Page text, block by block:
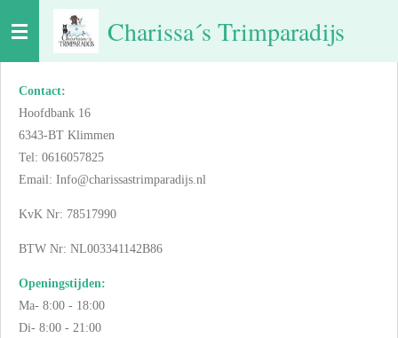
direct
naar
de
hoofdinhoud
Charissa´s Trimparadijs
Contact:
Hoofdbank 16
6343-BT Klimmen
Tel: 0616057825
Email: Info@charissastrimparadijs.nl
KvK Nr: 78517990
BTW Nr: NL003341142B86
Openingstijden:
Ma- 8:00 - 18:00
Di- 8:00 - 21:00